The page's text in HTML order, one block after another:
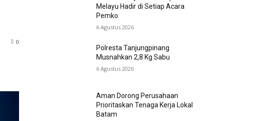
0
Melayu Hadir di Setiap Acara
Pemko
6 Agustus 2026
Polresta Tanjungpinang
Musnahkan 2,8 Kg Sabu
6 Agustus 2026
Aman Dorong Perusahaan
Prioritaskan Tenaga Kerja Lokal
Batam